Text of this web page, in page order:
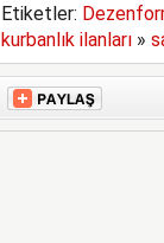
Etiketler:
kurbanlık ilanları»